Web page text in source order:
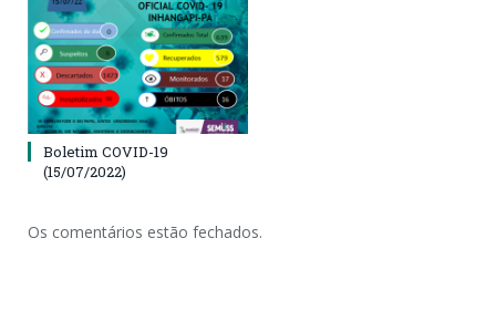
Boletim COVID-19
(15/07/2022)
Os comentários estão fechados.